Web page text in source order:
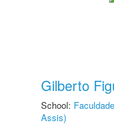
Gilberto
School:
Assis)